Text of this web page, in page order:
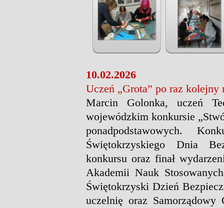
10.02.2026
Uczeń „Grota” po raz
Marcin Golonka, uczeń
wojewódzkim konkursie
ponadpodstawowych.
Świętokrzyskiego Dnia
konkursu oraz finał
Akademii Nauk
Świętokrzyski Dzień
uczelnię oraz Samorządowy